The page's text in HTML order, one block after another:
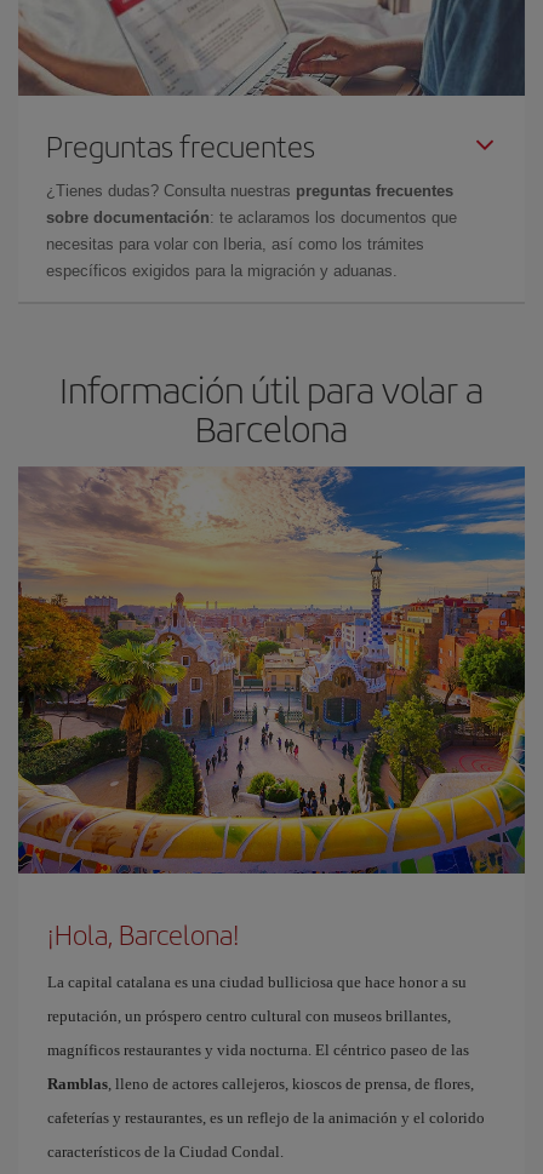
Preguntas frecuentes
¿Tienes dudas? Consulta nuestras preguntas frecuentes
sobre documentación: te aclaramos los documentos que
necesitas para volar con Iberia, así como los trámites
específicos exigidos para la migración y aduanas.
Información útil para volar a
Barcelona
¡Hola, Barcelona!
La capital catalana es una ciudad bulliciosa que hace honor a su
reputación, un próspero centro cultural con museos brillantes,
magníficos restaurantes y vida nocturna. El céntrico paseo de las
Ramblas, lleno de actores callejeros, kioscos de prensa, de flores,
cafeterías y restaurantes, es un reflejo de la animación y el colorido
característicos de la Ciudad Condal.